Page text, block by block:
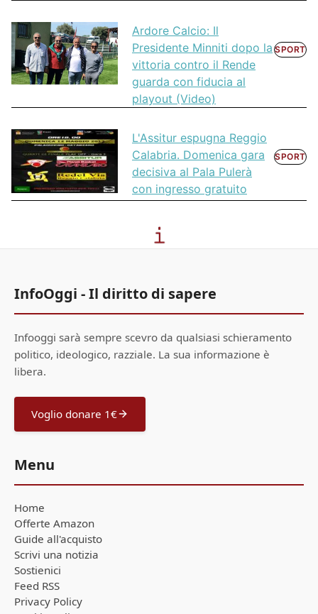
Ardore Calcio: Il
Presidente Minniti dopo la
vittoria contro il Rende
guarda con fiducia al
playout (Video)
SPORT
L'Assitur espugna Reggio
Calabria. Domenica gara
decisiva al Pala Pulerà
con ingresso gratuito
SPORT
InfoOggi - Il diritto di sapere
Infooggi sarà sempre scevro da qualsiasi schieramento
politico, ideologico, razziale. La sua informazione è
libera.
Voglio donare 1€
Menu
Home
Offerte Amazon
Guide all'acquisto
Scrivi una notizia
Sostienici
Feed RSS
Privacy Policy